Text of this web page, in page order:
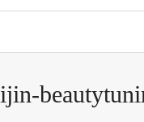
ijin-